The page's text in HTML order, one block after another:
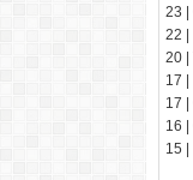
23 |
22 |
20 |
17
17
16
15